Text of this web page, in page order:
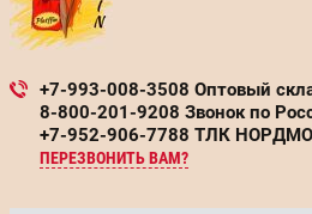
+7-993-008-3508 Оптовый
8-800-201-9208 Звонок по
+7-952-906-7788 ТЛК
ПЕРЕЗВОНИТЬ ВАМ?